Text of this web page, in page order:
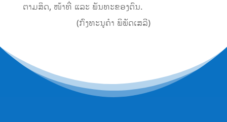
ຕາມສິດ, ໜ້າທີ່ ແລະ ພັນທະຂອງຕົນ.
(ກົງທະນູຄຳ ພິພັດເສລີ)